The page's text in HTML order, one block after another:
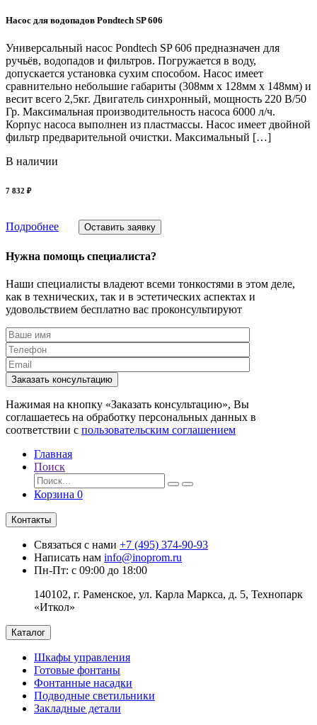
Насос для водопадов Pondtech SP 606
Универсальный насос Pondtech SP 606 предназначен для
ручьёв, водопадов и фильтров. Погружается в воду,
допускается установка сухим способом. Насос имеет
сравнительно небольшие габариты (308мм х 128мм х 148мм) и
весит всего 2,5кг. Двигатель синхронный, мощность 220 В/50
Гр. Максимальная производительность насоса 6000 л/ч.
Корпус насоса выполнен из пластмассы. Насос имеет двойной
фильтр предварительной очистки. Максимальный […]
В наличии
7 832 ₽
Подробнее Оставить заявку
Нужна помощь специалиста?
Наши специалисты владеют всеми тонкостями в этом деле,
как в технических, так и в эстетических аспектах и
удовольствием бесплатно вас проконсультируют
Заказать консультацию
Нажимая на кнопку «Заказать консультацию», Вы
соглашаетесь на обработку персональных данных в
соответствии с пользовательским соглашением
Главная
Поиск
Корзина 0
Контакты
Связаться с нами +7 (495) 374-90-93
Написать нам info@inoprom.ru
Пн-Пт: с 09:00 до 18:00
140102, г. Раменское, ул. Карла Маркса, д. 5, Технопарк
«Иткол»
Каталог
Шкафы управления
Готовые фонтаны
Фонтанные насадки
Подводные светильники
Закладные детали